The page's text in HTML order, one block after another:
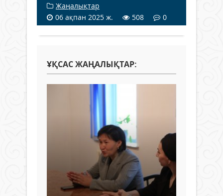
Жаңалықтар
06 ақпан 2025 ж.
508 0
ҰҚСАС ЖАҢАЛЫҚТАР: